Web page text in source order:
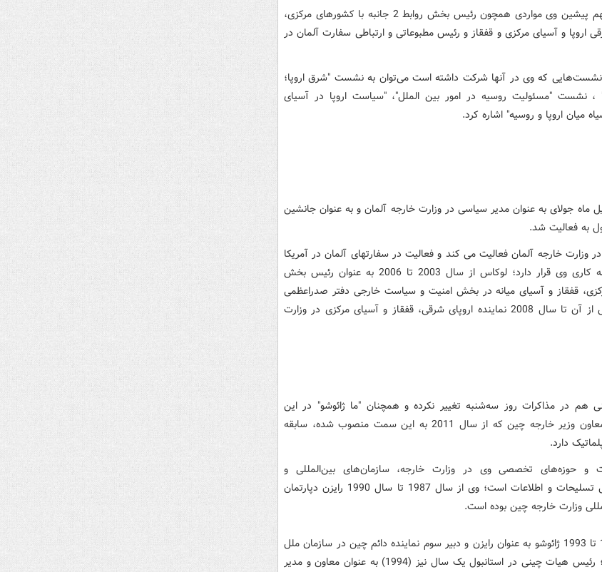
دیگر سمت‌های مهم پیشین وی مواردی همچون رئیس بخش روابط 2 جانبه با کشورهای مرکزی،
و آسیای مرکزی و قفقاز و رئیس مطبوعاتی و ارتباطی سفارت آلمان در
که وی در آنها شرکت داشته است می‌توان به نشست "شرق اروپا؛
نشست "مسئولیت روسیه در امور بین الملل"، "سیاست اروپا در آسیای
میان اروپا و روسیه" اشاره کرد.
ماه جولای به عنوان مدیر سیاسی در وزارت خارجه آلمان و به عنوان جانشین
به فعالیت شد.
وی از سال 1985 در وزارت خارجه آلمان فعالیت می کند و فعالیت در سفارتهای آلمان در آمریکا
کاری وی قرار دارد
؛ لوکاس از سال 2003 تا 2006 به عنوان رئیس بخش
قفقاز و آسیای میانه در بخش امنیت و سیاست خارجی دفتر صدراعظمی
مشغول بود و پس از آن تا سال 2008 نماینده اروپای شرقی، قفقاز و آسیای مرکزی در وزارت
هم در مذاکرات روز سه‌شنبه تغییر نکرده و همچنان "ما ژائوشو" در این
مسند قرار دارد؛ معاون وزیر خارجه چین که از سال 2011 به این سمت منصوب شده، سابقه
دارد.
1963 است و حوزه‌های تخصصی وی در وزارت خارجه، سازمان‌های بین‌المللی و
کنفرانس‌ها، کنترل تسلیحات و اطلاعات است؛ وی از سال 1987 تا سال 1990 رایزن دپارتمان
وزارت خارجه چین بوده است.
در سال‌های 1990 تا 1993 ژائوشو به عنوان رایزن و دبیر سوم نماینده دائم چین در سازمان ملل
خدمت کرده است؛ رئیس هیات چینی در استانبول یک سال نیز (1994) به عنوان معاون و مدیر